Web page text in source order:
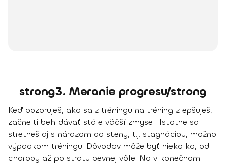
strong3. Meranie progresu/strong
Keď pozoruješ, ako sa z tréningu na tréning zlepšuješ,
začne ti beh dávať stále väčší zmysel. Istotne sa
stretneš aj s nárazom do steny, t.j. stagnáciou, možno
výpadkom tréningu. Dôvodov môže byť niekoľko, od
choroby až po stratu pevnej vôle. No v konečnom